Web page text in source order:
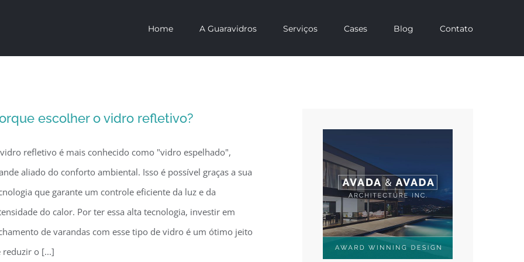
Home A Guaravidros Serviços Cases Blog Contato
escolher o vidro refletivo?
refletivo é mais conhecido como "vidro espelhado",
aliado do conforto ambiental. Isso é possível graças a sua
que garante um controle eficiente da luz e da
do calor. Por ter essa alta tecnologia, investir em
de varandas com esse tipo de vidro é um ótimo jeito
reduzir o [...]